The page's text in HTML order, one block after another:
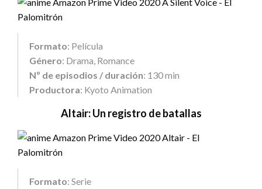
Formato: Película
Género: Drama, Romance
Nº de episodios / duración: 130 min
Productora: Kyoto Animation
Altair: Un registro de batallas
Formato: Serie